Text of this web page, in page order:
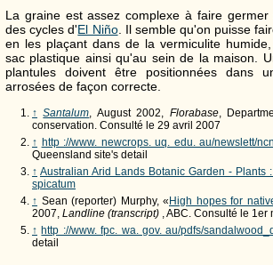
La graine est assez complexe à faire
des cycles d'El Niño. Il semble qu'on puisse
en les plaçant dans de la vermiculite
sac plastique ainsi qu'au sein de la maison.
plantules doivent être positionnées dans
arrosées de façon correcte.
↑ Santalum , August 2002, Florabase,
conservation. Consulté le 29 avril 2007
↑ http ://www. newcrops. uq. edu. au/newslett/
Queensland site's detail
↑ Australian Arid Lands Botanic Garden - Plants
spicatum
↑ Sean (reporter) Murphy, «High hopes for
2007, Landline (transcript) , ABC. Consulté le 1er
↑ http ://www. fpc. wa. gov. au/pdfs/
detail